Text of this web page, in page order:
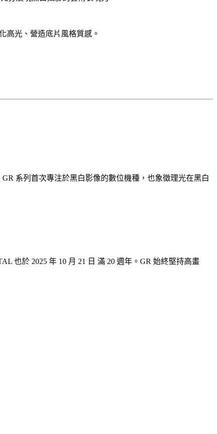
高光、營造底片風格質感。
系列首次專注於黑白影像的數位機種，也象徵理光在黑白
也於 2025 年 10 月 21 日 滿 20 週年。GR 始終堅持高畫